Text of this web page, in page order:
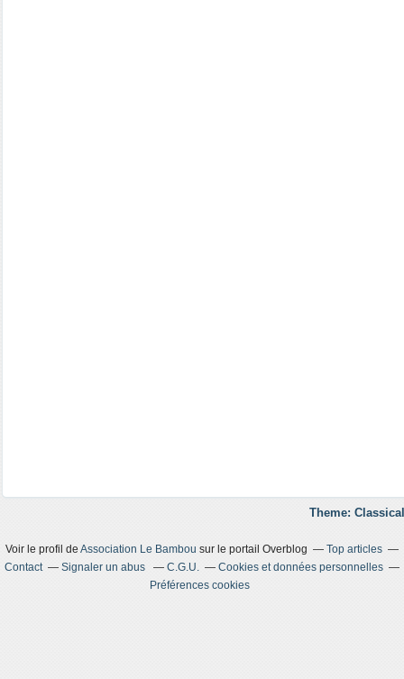
Theme:
Voir le profil deAssociation Le Bambou sur le portail Overblog
Top articles
Contact
Signaler un abus C.G.U.
Cookies et données personnelles
Préférences cookies